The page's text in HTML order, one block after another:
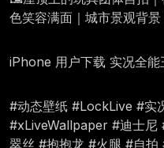
色笑容满面｜城市景观背景
iPhone 用户下载 实况全
#动态壁纸 #LockLive #实
#xLiveWallpaper #迪士尼
翠丝 #抱抱龙 #火腿 #自